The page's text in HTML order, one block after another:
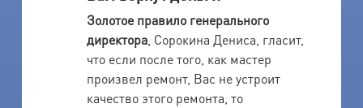
Золотое правило генерального
директора, Сорокина Дениса, гласит,
что если после того, как мастер
произвел ремонт, Вас не устроит
качество этого ремонта, то